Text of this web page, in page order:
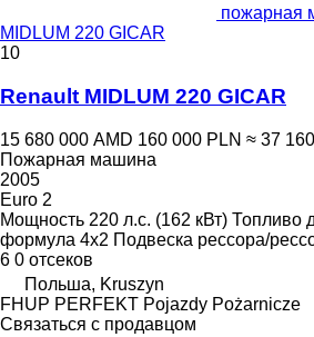
пожарная
MIDLUM 220 GICAR
10
Renault MIDLUM 220 GICAR
15 680 000 AMD 160 000 PLN ≈ 37
Пожарная машина
2005
Euro 2
Мощность 220 л.с. (162 кВт) Топливо
формула 4x2 Подвеска рессора/
6 0 отсеков
Польша, Kruszyn
FHUP PERFEKT Pojazdy Pożarnicze
Связаться с продавцом